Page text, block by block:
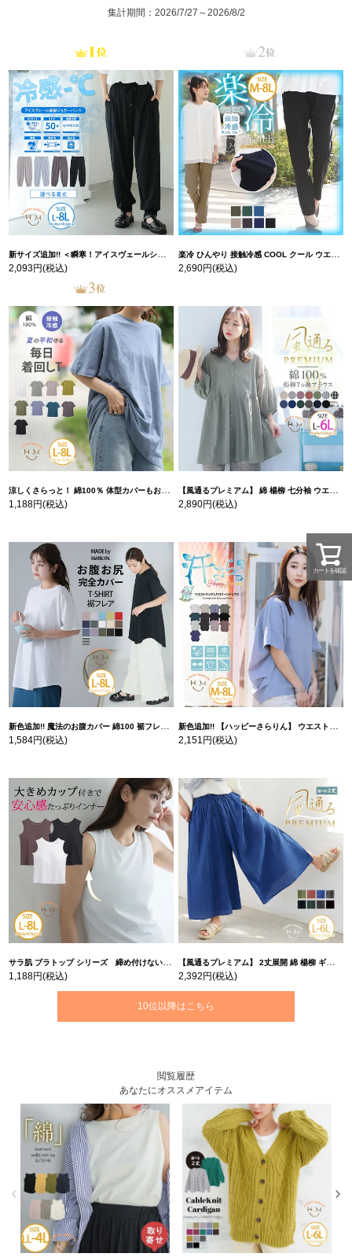
集計期間：2026/7/27～2026/8/2
新サイズ追加!! ＜瞬寒！アイスヴェールシリーズ＞ 美脚 ジョガーパンツ 【ウェストゴム】 【ストレッチ】 | 大きいサイズの通販ならハッピーマリリン
2,093円(税込)
楽冷 ひんやり 接触冷感 COOL クール ウエストゴム 楽ちん ストレッチ 美脚 レギパン 【ストレッチ】 | 大きいサイズの通販ならハッピーマリリン
2,690円(税込)
涼しくさらっと！ 綿100％ 体型カバーもお洒落も叶える 風合いコットン ゆるシルエット ドルマン | 大きいサイズの通販ならハッピーマリリン
1,188円(税込)
【風通るプレミアム】 綿 楊柳 七分袖 ウエストギャザー ブラウス | 大きいサイズの通販ならハッピーマリリン
2,890円(税込)
新色追加!! 魔法のお腹カバー 綿100 裾フレア Tシャツ | 大きいサイズの通販ならハッピーマリリン
1,584円(税込)
新色追加!! 【ハッピーさらりん】 ウエストタック入り スッキリ魅せ コクーントップス | 大きいサイズの通販ならハッピーマリリン
2,151円(税込)
サラ肌 ブラトップ シリーズ 締め付けない リブ タンクトップ | 大きいサイズの通販ならハッピーマリリン
1,188円(税込)
【風通るプレミアム】 2丈展開 綿 楊柳 ギャザー フレア スカンツ 【ウェストゴム】 | 大きいサイズの通販ならハッピーマリリン
2,392円(税込)
10位以降はこちら
閲覧履歴
あなたにオススメアイテム
カートを確認